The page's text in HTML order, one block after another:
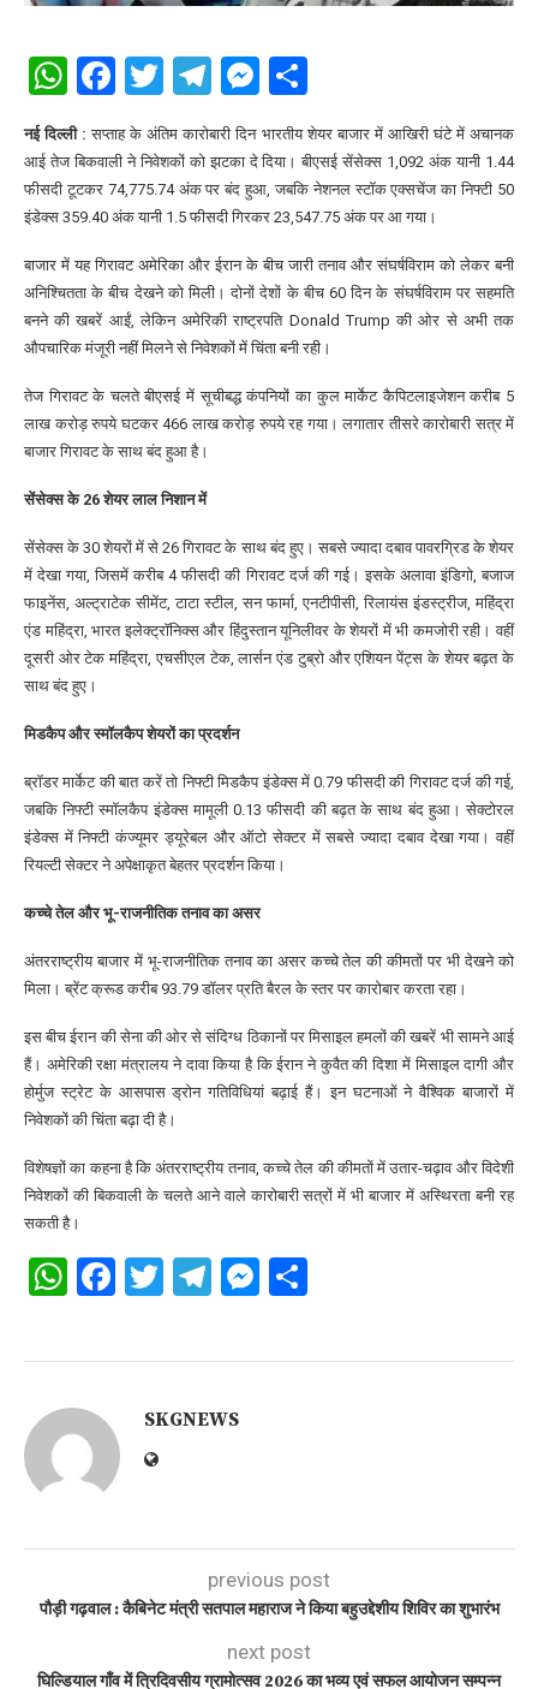
WhatsApp
Facebook
Twitter
Telegram
Messenger
नई दिल्ली : सप्ताह के अंतिम कारोबारी दिन भारतीय शेयर बाजार में आखिरी घंटे में अचानक
आई तेज बिकवाली ने निवेशकों को झटका दे दिया। बीएसई सेंसेक्स 1,092 अंक यानी 1.44
फीसदी टूटकर 74,775.74 अंक पर बंद हुआ, जबकि नेशनल स्टॉक एक्सचेंज का निफ्टी 50
इंडेक्स 359.40 अंक यानी 1.5 फीसदी गिरकर 23,547.75 अंक पर आ गया।
बाजार में यह गिरावट अमेरिका और ईरान के बीच जारी तनाव और संघर्षविराम को लेकर बनी
अनिश्चितता के बीच देखने को मिली। दोनों देशों के बीच 60 दिन के संघर्षविराम पर सहमति
बनने की खबरें आईं, लेकिन अमेरिकी राष्ट्रपति Donald Trump की ओर से अभी तक
औपचारिक मंजूरी नहीं मिलने से निवेशकों में चिंता बनी रही।
तेज गिरावट के चलते बीएसई में सूचीबद्ध कंपनियों का कुल मार्केट कैपिटलाइजेशन करीब 5
लाख करोड़ रुपये घटकर 466 लाख करोड़ रुपये रह गया। लगातार तीसरे कारोबारी सत्र में
बाजार गिरावट के साथ बंद हुआ है।
सेंसेक्स के 26 शेयर लाल निशान में
सेंसेक्स के 30 शेयरों में से 26 गिरावट के साथ बंद हुए। सबसे ज्यादा दबाव पावरग्रिड के शेयर
में देखा गया, जिसमें करीब 4 फीसदी की गिरावट दर्ज की गई। इसके अलावा इंडिगो, बजाज
फाइनेंस, अल्ट्राटेक सीमेंट, टाटा स्टील, सन फार्मा, एनटीपीसी, रिलायंस इंडस्ट्रीज, महिंद्रा
एंड महिंद्रा, भारत इलेक्ट्रॉनिक्स और हिंदुस्तान यूनिलीवर के शेयरों में भी कमजोरी रही। वहीं
दूसरी ओर टेक महिंद्रा, एचसीएल टेक, लार्सन एंड टुब्रो और एशियन पेंट्स के शेयर बढ़त के
साथ बंद हुए।
मिडकैप और स्मॉलकैप शेयरों का प्रदर्शन
ब्रॉडर मार्केट की बात करें तो निफ्टी मिडकैप इंडेक्स में 0.79 फीसदी की गिरावट दर्ज की गई,
जबकि निफ्टी स्मॉलकैप इंडेक्स मामूली 0.13 फीसदी की बढ़त के साथ बंद हुआ। सेक्टोरल
इंडेक्स में निफ्टी कंज्यूमर ड्यूरेबल और ऑटो सेक्टर में सबसे ज्यादा दबाव देखा गया। वहीं
रियल्टी सेक्टर ने अपेक्षाकृत बेहतर प्रदर्शन किया।
कच्चे तेल और भू-राजनीतिक तनाव का असर
अंतरराष्ट्रीय बाजार में भू-राजनीतिक तनाव का असर कच्चे तेल की कीमतों पर भी देखने को
मिला। ब्रेंट क्रूड करीब 93.79 डॉलर प्रति बैरल के स्तर पर कारोबार करता रहा।
इस बीच ईरान की सेना की ओर से संदिग्ध ठिकानों पर मिसाइल हमलों की खबरें भी सामने आई
हैं। अमेरिकी रक्षा मंत्रालय ने दावा किया है कि ईरान ने कुवैत की दिशा में मिसाइल दागी और
होर्मुज स्ट्रेट के आसपास ड्रोन गतिविधियां बढ़ाई हैं। इन घटनाओं ने वैश्विक बाजारों में
निवेशकों की चिंता बढ़ा दी है।
विशेषज्ञों का कहना है कि अंतरराष्ट्रीय तनाव, कच्चे तेल की कीमतों में उतार-चढ़ाव और विदेशी
निवेशकों की बिकवाली के चलते आने वाले कारोबारी सत्रों में भी बाजार में अस्थिरता बनी रह
सकती है।
WhatsApp
Facebook
Twitter
Telegram
Messenger
SKGNEWS
previous post
पौड़ी गढ़वाल : कैबिनेट मंत्री सतपाल महाराज ने किया बहुउद्देशीय शिविर का शुभारंभ
next post
घिल्डियाल गाँव में त्रिदिवसीय ग्रामोत्सव 2026 का भव्य एवं सफल आयोजन सम्पन्न